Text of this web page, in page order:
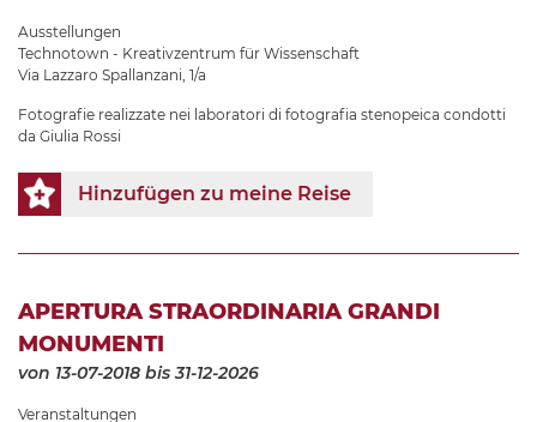
Ausstellungen
Technotown - Kreativzentrum für Wissenschaft
Via Lazzaro Spallanzani, 1/a
Fotografie realizzate nei laboratori di fotografia stenopeica condotti
da Giulia Rossi
Hinzufügen zu meine Reise
APERTURA STRAORDINARIA GRANDI
MONUMENTI
von 13-07-2018 bis 31-12-2026
Veranstaltungen